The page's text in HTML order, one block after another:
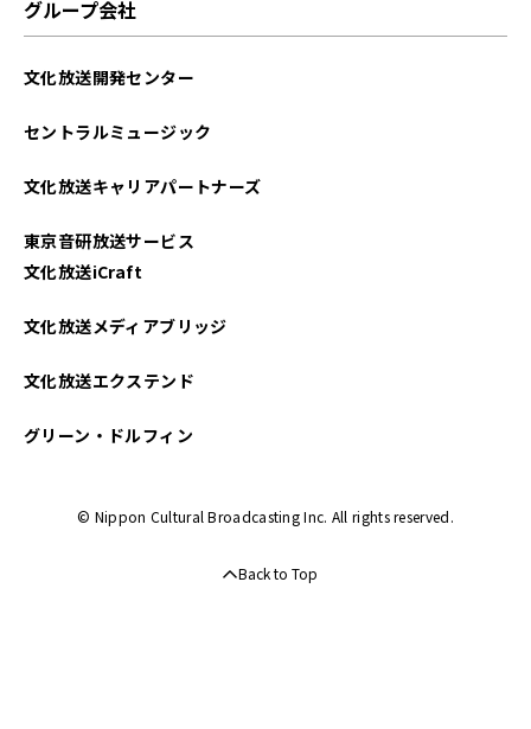
グループ会社
文化放送開発センター
セントラルミュージック
文化放送キャリアパートナーズ
東京音研放送サービス
文化放送iCraft
文化放送メディアブリッジ
文化放送エクステンド
グリーン・ドルフィン
© Nippon Cultural Broadcasting Inc. All rights reserved.
Back to Top